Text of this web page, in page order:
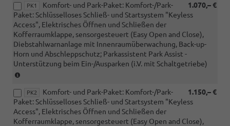
mit
RBB
oder
RDA)
(nur
i.V.
mit
PK1 1.070,– €
Komfort- und Park-Paket: Komfort-/Park-
Paket: Schlüsselloses Schließ- und Startsystem "Keyless
Access", Elektrisches Öffnen und Schließen der
Kofferraumklappe, sensorgesteuert (Easy Open and Close),
Diebstahlwarnanlage mit Innenraumüberwachung, Back-up-
Horn und Abschleppschutz; Parkassistent Park Assist -
Unterstützung beim Ein-/Ausparken (i.V. mit Schaltgetriebe)
Schaltgetriebe)
PK2 1.150,– €
Komfort- und Park-Paket: Komfort-/Park-
Paket: Schlüsselloses Schließ- und Startsystem "Keyless
Access", Elektrisches Öffnen und Schließen der
Kofferraumklappe, sensorgesteuert (Easy Open and Close),